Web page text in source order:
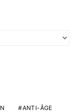
ANTI-ÂGE